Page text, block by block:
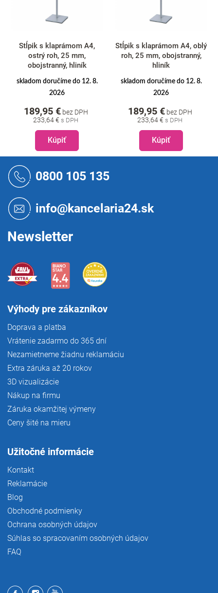
Stĺpik s klaprámom A4,
ostrý roh, 25 mm,
obojstranný, hliník
skladom doručíme do 12. 8.
2026
233,64 €
189,95 €bez DPH
Kúpiť
Stĺpik s klaprámom A4, oblý
roh, 25 mm, obojstranný,
hliník
skladom doručíme do 12. 8.
2026
233,64 €
189,95 €bez DPH
Kúpiť
0800 105 135
info@kancelaria24.sk
Newsletter
Výhody pre zákazníkov
Doprava a platba
Vrátenie zadarmo do 365 dní
Nezamietneme žiadnu reklamáciu
Extra záruka až 20 rokov
3D vizualizácie
Nákup na firmu
Záruka okamžitej výmeny
Ceny šité na mieru
Užitočné informácie
Kontakt
Reklamácie
Blog
Obchodné podmienky
Ochrana osobných údajov
Súhlas so spracovaním osobných údajov
FAQ